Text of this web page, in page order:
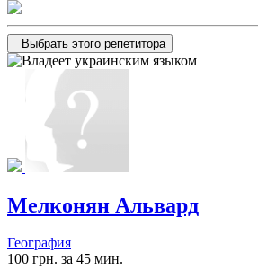
Выбрать этого репетитора
Мелконян Альвард
География
100 грн. за 45 мин.